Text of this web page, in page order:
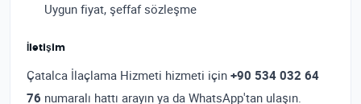
Uygun fiyat, şeffaf sözleşme
İletişim
Çatalca İlaçlama Hizmeti hizmeti için +90 534 032 64
76 numaralı hattı arayın ya da WhatsApp'tan ulaşın.